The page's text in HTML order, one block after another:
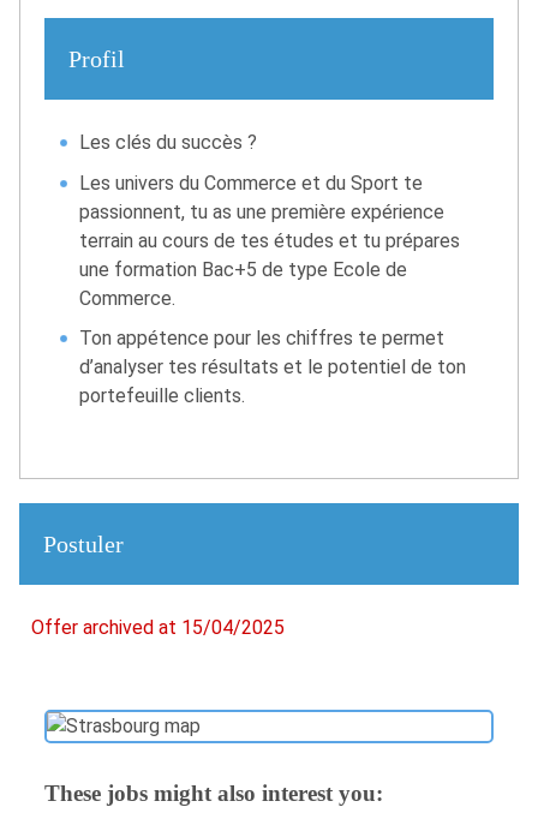
Profil
Les clés du succès ?
Les univers du Commerce et du Sport te
passionnent, tu as une première expérience
terrain au cours de tes études et tu prépares
une formation Bac+5 de type Ecole de
Commerce.
Ton appétence pour les chiffres te permet
d’analyser tes résultats et le potentiel de ton
portefeuille clients.
Postuler
Offer archived at 15/04/2025
These jobs might also interest you: